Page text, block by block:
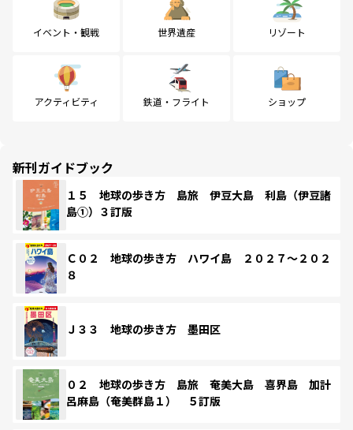
イベント・観戦 世界遺産 リゾート
アクティビティ 鉄道・フライト ショップ
新刊ガイドブック
１５ 地球の歩き方 島旅 伊豆大島 利島（伊豆諸
島①）３訂版
Ｃ０２ 地球の歩き方 ハワイ島 ２０２７～２０２
８
Ｊ３３ 地球の歩き方 墨田区
０２ 地球の歩き方 島旅 奄美大島 喜界島 加計
呂麻島（奄美群島１） ５訂版